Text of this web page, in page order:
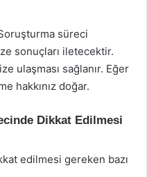
süreci
sonuçları iletecektir.
ulaşması sağlanır. Eğer
hakkınız doğar.
Dikkat Edilmesi
edilmesi gereken bazı